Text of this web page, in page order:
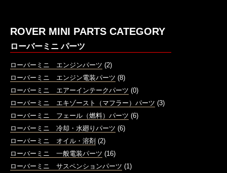
ROVER MINI PARTS CATEGORY
ローバーミニ パーツ
ローバーミニ エンジンパーツ (2)
ローバーミニ エンジン電装パーツ (8)
ローバーミニ エアーインテークパーツ (0)
ローバーミニ エキゾースト（マフラー）パーツ (3)
ローバーミニ フェール（燃料）パーツ (6)
ローバーミニ 冷却・水廻りパーツ (6)
ローバーミニ オイル・溶剤 (2)
ローバーミニ 一般電装パーツ (16)
ローバーミニ サスペンションパーツ (1)